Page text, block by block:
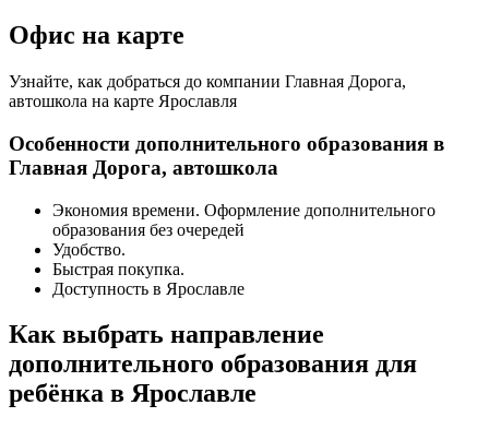
Офис на карте
Узнайте, как добраться до компании Главная Дорога,
автошкола на карте Ярославля
Особенности дополнительного образования в
Главная Дорога, автошкола
Экономия времени. Оформление дополнительного
образования без очередей
Удобство.
Быстрая покупка.
Доступность в Ярославле
Как выбрать направление
дополнительного образования для
ребёнка в Ярославле